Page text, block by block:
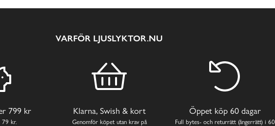
VARFÖR LJUSLYKTOR.NU
799 kr
79 kr.
Klarna, Swish & kort
Genomför köpet utan krav på
Öppet köp 60 dagar
Full bytes- och returrätt (ångerrätt) i 60